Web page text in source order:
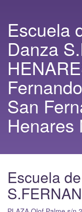
Escuela
Danza
San
Henares
Escuela